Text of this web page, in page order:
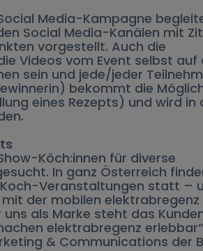
Media-Kampagne
Social Media-Kanälen mit
vorgestellt. Auch die
Videos vom Event selbst auf
sein und jede/jeder
bekommt die
eines Rezepts) und wird in
Köch:innen für diverse
In ganz Österreich
Veranstaltungen statt –
der mobilen elektrabregenz
uns als Marke steht das
elektrabregenz
& Communications der